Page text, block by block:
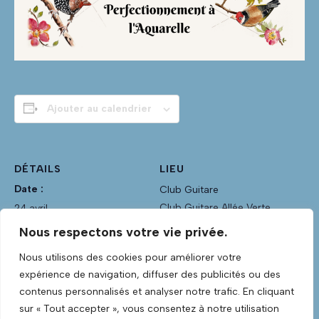
Nous respectons votre vie privée.
Nous utilisons des cookies pour améliorer votre
expérience de navigation, diffuser des publicités ou des
contenus personnalisés et analyser notre trafic. En cliquant
sur « Tout accepter », vous consentez à notre utilisation
Ajouter au calendrier
DÉTAILS
Date :
24 avril
Heure :
LIEU
Club Guitare
Club Guitare Allée Verte
Lannilis
Finistère
Voir Lieu site web